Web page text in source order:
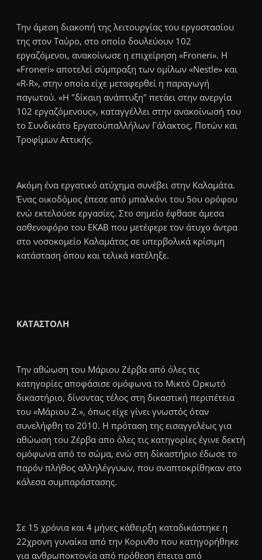
Την άμεση διακοπή της λειτουργίας του εργοστασίου
της στον Ταύρο, στο οποίο δουλεύουν 102
εργαζόμενοι, ανακοίνωσε η επιχείρηση «Froneri». Η
«Froneri» αποτελεί σύμπραξη των ομίλων «Nestle» και
«R-R», στην οποία είχε μεταφερθεί η παραγωγή
παγωτού. «Η "δίκαιη ανάπτυξη" πετάει στην ανεργία
102 εργαζόμενους», καταγγέλλει στην ανακοίνωσή του
το Συνδικάτο Εργατοϋπαλλήλων Γάλακτος, Ποτών και
Τροφίμων Αττικής.
Aκόμη ένα εργατικό ατύχημα συνέβει στην Καλαμάτα.
Ένας οικοδόμος έπεσε από μπαλκόνι του 5ου ορόφου
ενώ εκτελούσε εργασίες. Στο σημείο έφθασε άμεσα
ασθενοφόρο του ΕΚΑΒ που μετέφερε τον άτυχο άντρα
στο νοσοκομείο Καλαμάτας σε υπερβολικά κρίσιμη
κατάσταση όπου και τελικά κατέληξε.
ΚΑΤΑΣΤΟΛΗ
Την αθώωση του Μάριου Ζέρβα από όλες τις
κατηγορίες αποφάσισε ομόφωνα το Μικτό Ορκωτό
δικαστήριο, δίνοντας τέλος στη δικαστική περιπέτεια
του «Μάριου Ζ.», όπως είχε γίνει γνωστός όταν
συνελήφθη το 2010. Η πρόταση της εισαγγελέως για
αθώωση του Ζέρβα απο όλες τις κατηγορίες έγινε δεκτή
ομόφωνα από το σώμα, ενώ στη δίκαστήριο έδωσε το
παρόν πλήθος αλληλέγγυων, που αναπτοκρίθηκαν στο
κάλεσα συμπαράστασης.
Σε 15 χρόνια και 4 μήνες κάθειρξη καταδικάστηκε η
22χρονη γυναίκα από την Κορινθο που κατηγορήθηκε
για ανθρωποκτονία από πρόθεση έπειτα από